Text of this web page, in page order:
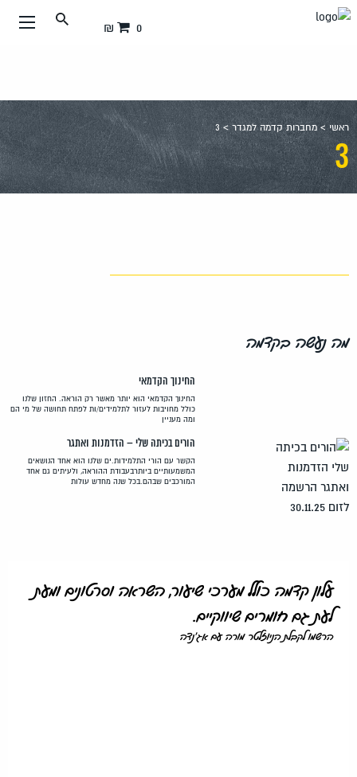
עבור
0 ₪
ראשי >מחברות קדמה למגדר >
3
3
מה נעשה בקדמה
החינוך הקדמאי
החינוך הקדמאי הוא יותר מאשר רק הוראה. החזון שלנו
כולל מחויבות לעזור לתלמידים/ות לפתח תחושה של מי הם
ומה מעניין
הורים בכיתה שלי – הזדמנות ואתגר
הקשר עם הורי התלמידות.ים שלנו הוא אחד הנושאים
המשמעותיים ביותרבעבודת ההוראה, ולעיתים גם אחד
המורכבים שבהם.בכל שנה מחדש עולות
עלון קדמה כולל מערכי שיעור, השראה וסרטונים ומעת
לעת גם חומרים שיווקיים.
הרשמו לקבלת הניוזלטר מורה עם אג'נדה